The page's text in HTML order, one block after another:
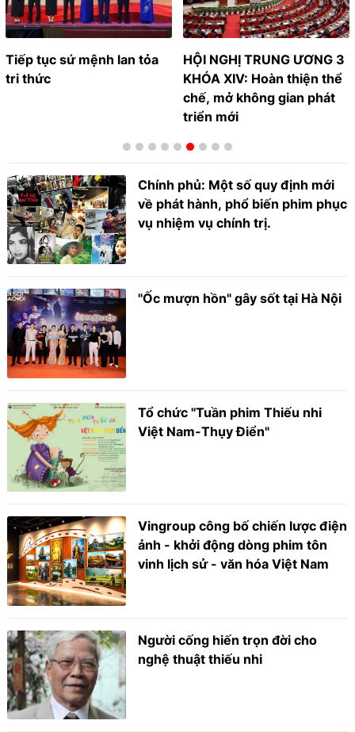
tục sứ mệnh lan tỏa
thức
HỘI NGHỊ TRUNG ƯƠNG 3
KHÓA XIV: Hoàn thiện thể
chế, mở không gian phát
triển mới
Chính phủ: Một số quy định mới
về phát hành, phổ biến phim phục
vụ nhiệm vụ chính trị.
"Ốc mượn hồn" gây sốt tại Hà Nội
Tổ chức "Tuần phim Thiếu nhi
Việt Nam-Thụy Điển"
Vingroup công bố chiến lược điện
ảnh - khởi động dòng phim tôn
vinh lịch sử - văn hóa Việt Nam
Người cống hiến trọn đời cho
nghệ thuật thiếu nhi